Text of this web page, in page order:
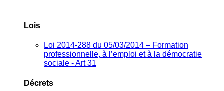
Lois
Loi 2014-288 du 05/03/2014 – Formation
professionnelle, à l’emploi et à la démocratie
sociale - Art 31
Décrets